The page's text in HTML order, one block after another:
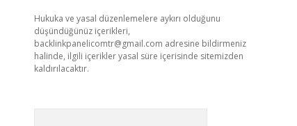
Hukuka ve yasal düzenlemelere aykırı olduğunu
düşündüğünüz içerikleri,
backlinkpanelicomtr@gmail.com adresine bildirmeniz
halinde, ilgili içerikler yasal süre içerisinde sitemizden
kaldırılacaktır.